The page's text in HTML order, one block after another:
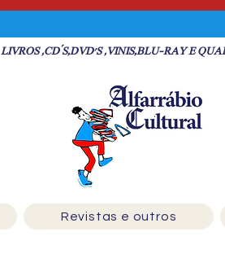
LIVROS ,CD´S,DVD'S ,VINIS,BLU-RAY E
Revistas e outros